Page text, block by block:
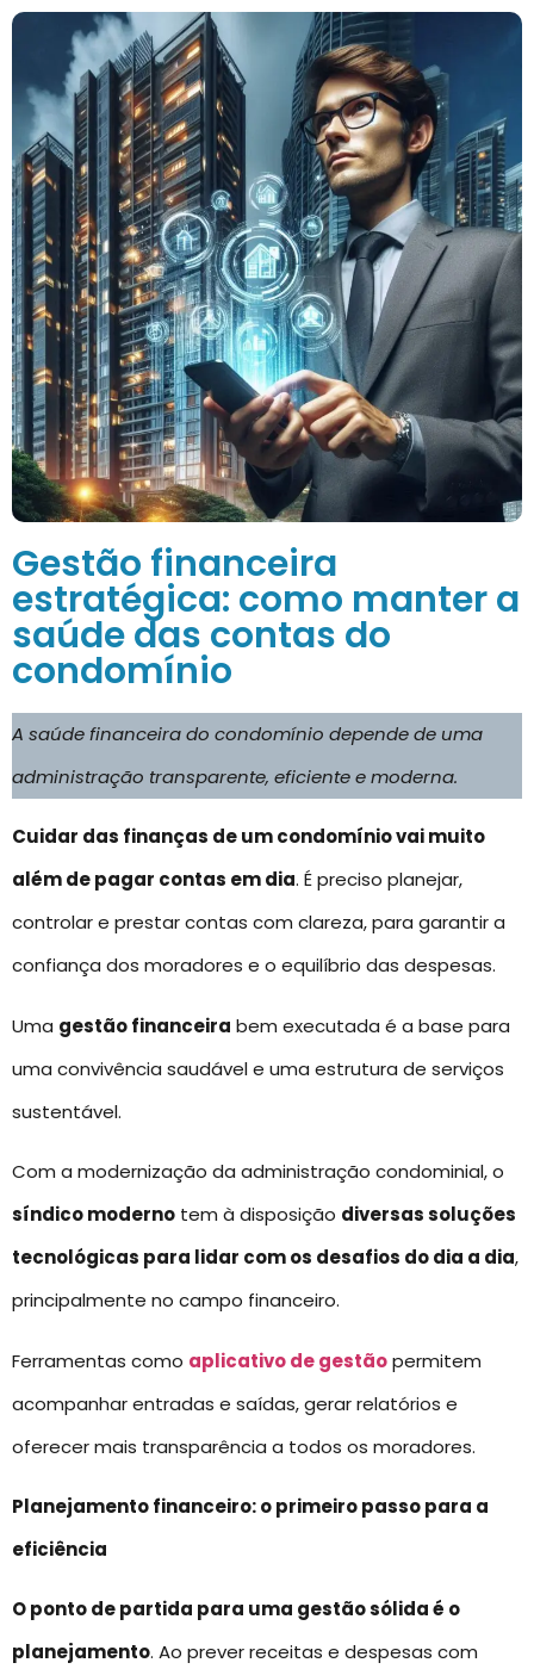
Gestão financeira
estratégica: como manter a
saúde das contas do
condomínio
A saúde financeira do condomínio depende de uma
administração transparente, eficiente e moderna.
Cuidar das finanças de um condomínio vai muito
além de pagar contas em dia. É preciso planejar,
controlar e prestar contas com clareza, para garantir a
confiança dos moradores e o equilíbrio das despesas.
Uma gestão financeira bem executada é a base para
uma convivência saudável e uma estrutura de serviços
sustentável.
Com a modernização da administração condominial, o
síndico moderno tem à disposição diversas soluções
tecnológicas para lidar com os desafios do dia a dia,
principalmente no campo financeiro.
Ferramentas como aplicativo de gestãopermitem
acompanhar entradas e saídas, gerar relatórios e
oferecer mais transparência a todos os moradores.
Planejamento financeiro: o primeiro passo para a
eficiência
O ponto de partida para uma gestão sólida é o
planejamento. Ao prever receitas e despesas com